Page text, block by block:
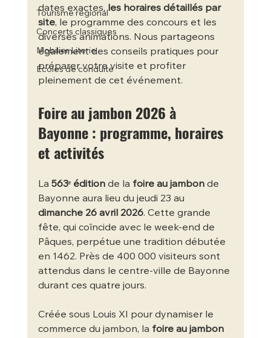
Tourisme régional
Concerts classiques
Mobilier Literie
Écoles de conduite
dates exactes, les horaires détaillés par
site, le programme des concours et les
diverses animations. Nous partageons
également des conseils pratiques pour
préparer votre visite et profiter
pleinement de cet événement.
Foire au jambon 2026 à
Bayonne : programme, horaires
et activités
La 563ᵉ édition de la foire au jambon de
Bayonne aura lieu du jeudi 23 au
dimanche 26 avril 2026. Cette grande
fête, qui coïncide avec le week-end de
Pâques, perpétue une tradition débutée
en 1462. Près de 400 000 visiteurs sont
attendus dans le centre-ville de Bayonne
durant ces quatre jours.
Créée sous Louis XI pour dynamiser le
commerce du jambon, la foire au jambon